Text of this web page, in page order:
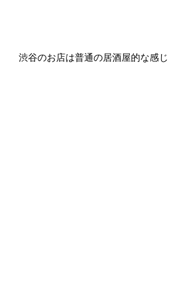
渋谷のお店は普通の居酒屋的な感じ